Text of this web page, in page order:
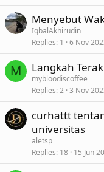
Menyebut
IqbalAkhirudin
Replies 1 6 Nov
M Langkah
mybloodiscoffee
Replies 2 3 Nov
curhattt
universitas
aletsp
Replies 18 15 Jun